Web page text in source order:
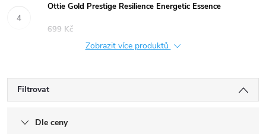
Ottie Gold Prestige Resilience Energetic Essence
699 Kč
Zobrazit více produktů
Filtrovat
Dle ceny